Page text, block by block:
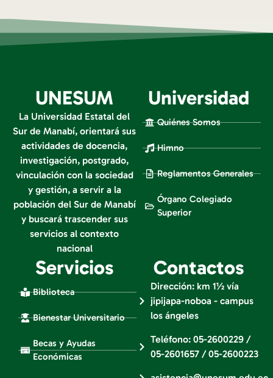
UNESUM
La Universidad Estatal del
Sur de Manabí, orientará sus
actividades de docencia,
investigación, postgrado,
vinculación con la sociedad
y gestión, a servir a la
población del Sur de Manabí
y buscará trascender sus
servicios al contexto
nacional
Universidad
Quiénes Somos
Himno
Reglamentos Generales
Órgano Colegiado
Superior
Servicios
Biblioteca
Bienestar Universitario
Becas y Ayudas
Económicas
Contactos
Dirección: km 1½ vía
jipijapa-noboa - campus
los ángeles
Teléfono: 05-2600229 /
05-2601657 / 05-2600223